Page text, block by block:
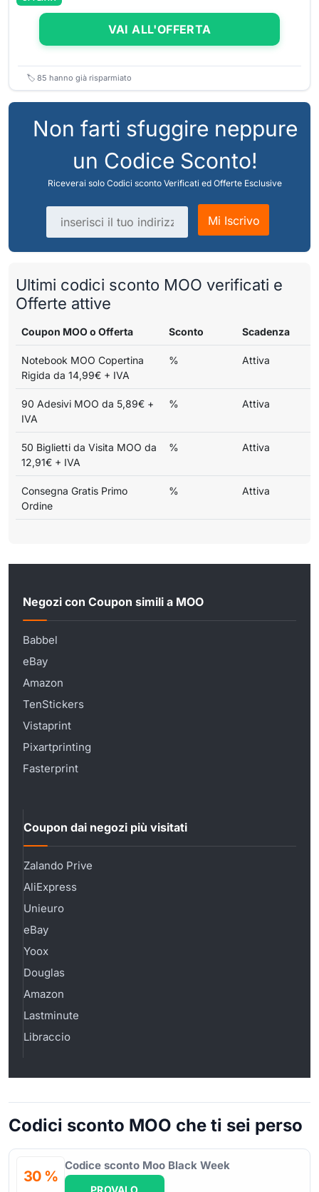
VAI ALL'OFFERTA
🏷️ 85 hanno già risparmiato
Non farti sfuggire neppure
un Codice Sconto!
Riceverai solo Codici sconto Verificati ed Offerte Esclusive
Indirizzo email
Mi Iscrivo
Ultimi codici sconto MOO verificati e
Offerte attive
Coupon MOO o Offerta Sconto Scadenza
Notebook MOO Copertina
Rigida da 14,99€ + IVA
% Attiva
90 Adesivi MOO da 5,89€ +
IVA
% Attiva
50 Biglietti da Visita MOO da
12,91€ + IVA
% Attiva
Consegna Gratis Primo
Ordine
% Attiva
Negozi con Coupon simili a MOO
Babbel
eBay
Amazon
TenStickers
Vistaprint
Pixartprinting
Fasterprint
Coupon dai negozi più visitati
Zalando Prive
AliExpress
Unieuro
eBay
Yoox
Douglas
Amazon
Lastminute
Libraccio
Codici sconto MOO che ti sei perso
30 %
Codice sconto Moo Black Week
PROVALO